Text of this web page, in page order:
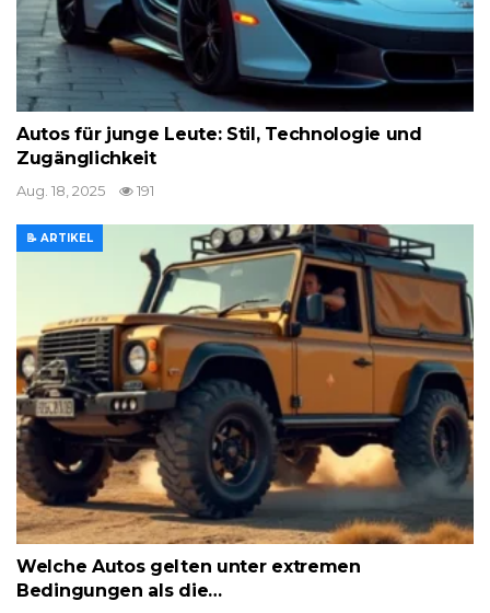
Autos für junge Leute: Stil, Technologie und
Zugänglichkeit
Aug. 18, 2025 191
📝 ARTIKEL
Welche Autos gelten unter extremen
Bedingungen als die…